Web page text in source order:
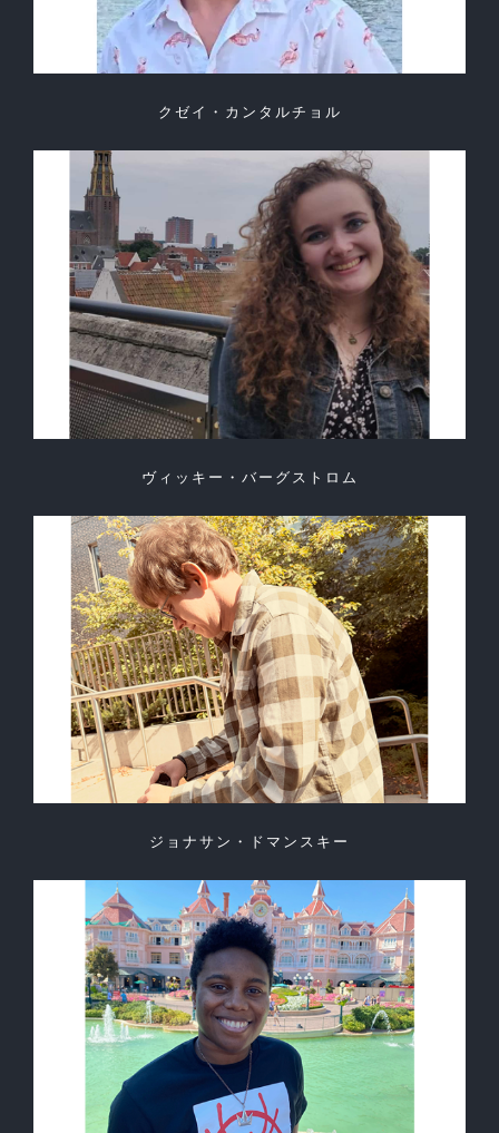
クゼイ・カンタルチョル
ヴィッキー・バーグストロム
ジョナサン・ドマンスキー